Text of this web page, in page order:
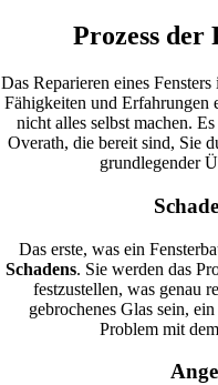
Prozess der
Das Reparieren eines
Fähigkeiten und Erfahrungen
nicht alles selbst machen.
Overath, die bereit sind, Sie
grundlegender
Das erste, was ein
Schadens. Sie werden das
festzustellen, was genau
gebrochenes Glas sein,
Problem mit